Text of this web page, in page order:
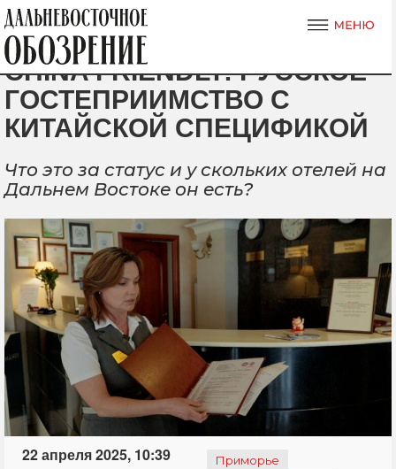
CHINA FRIENDLY: РУССКОЕ
ГОСТЕПРИИМСТВО С
КИТАЙСКОЙ СПЕЦИФИКОЙ
Что это за статус и у скольких отелей на
Дальнем Востоке он есть?
22 апреля 2025, 10:39
Приморье